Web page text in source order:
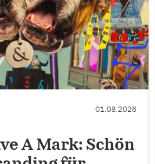
01.08.2026
A Mark: Schön